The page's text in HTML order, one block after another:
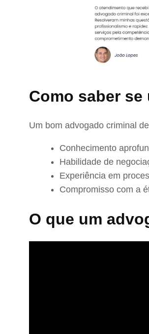
Como saber
Um bom advogado criminal
Conhecimento
Habilidade de
Experiência em
Compromisso com a
O que um